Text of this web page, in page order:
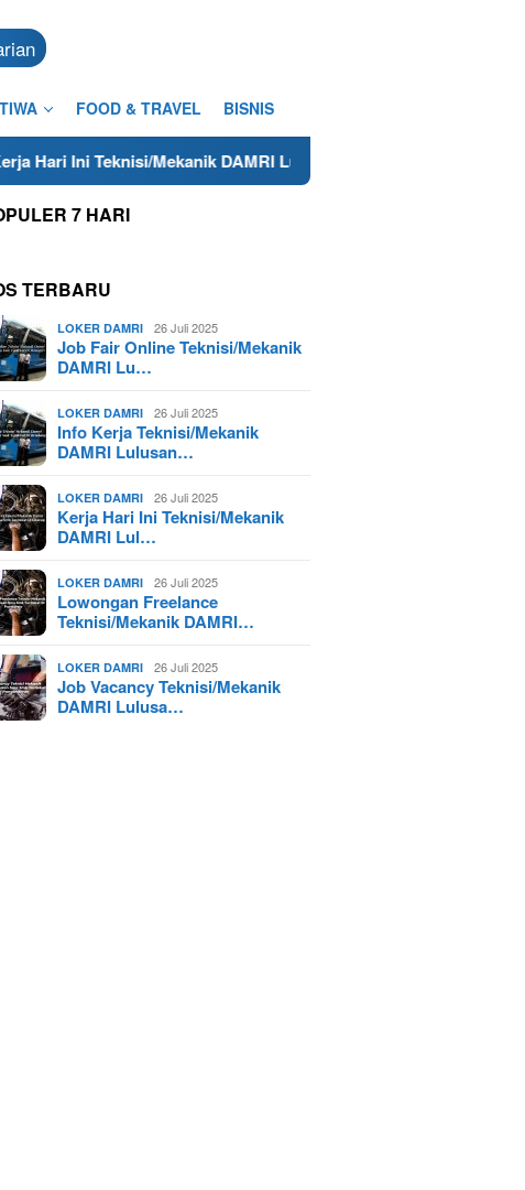
FOOD & TRAVEL BISNIS
Mekanik DAMRI Lulusan SMA/SMK Terdekat di Cilacap Tahun
7 HARI
TERBARU
LOKER DAMRI 26 Juli 2025
Job Fair Online Teknisi/Mekanik
DAMRI Lu…
LOKER DAMRI 26 Juli 2025
Info Kerja Teknisi/Mekanik
DAMRI Lulusan…
LOKER DAMRI 26 Juli 2025
Kerja Hari Ini Teknisi/Mekanik
DAMRI Lul…
LOKER DAMRI 26 Juli 2025
Lowongan Freelance
Teknisi/Mekanik DAMRI…
LOKER DAMRI 26 Juli 2025
Job Vacancy Teknisi/Mekanik
DAMRI Lulusa…